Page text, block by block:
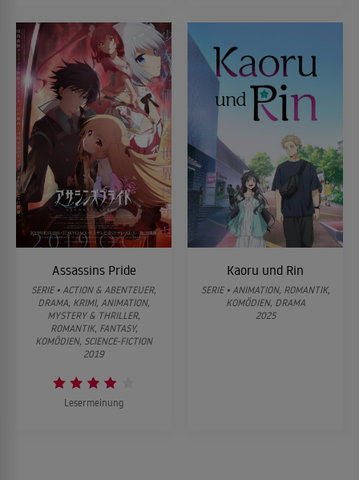
Assassins Pride
SERIE • ACTION & ABENTEUER,
DRAMA, KRIMI, ANIMATION,
MYSTERY & THRILLER,
ROMANTIK, FANTASY,
KOMÖDIEN, SCIENCE-FICTION
2019
Lesermeinung
Kaoru und Rin
SERIE • ANIMATION, ROMANTIK,
KOMÖDIEN, DRAMA
2025